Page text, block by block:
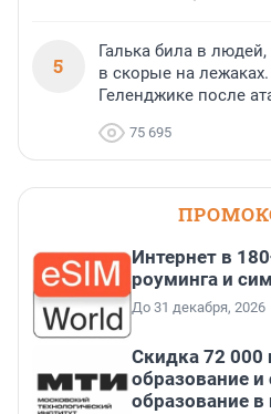
5
Галька била в
в скорые на
Геленджике после
75 695
Интернет в
роуминга и
До 31 декабря, 2026
Скидка 72 000
образование и
образование